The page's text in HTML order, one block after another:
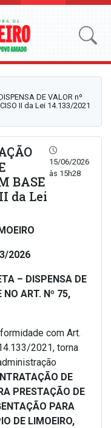
DE VALOR nº
II da Lei 14.133/2021
BASE
da Lei
15/06/2026
às 15h28
2026
– DISPENSA DE
ART. Nº 75,
com Art.
2021, torna
DE
PRESTAÇÃO DE
PARA
DE LIMOEIRO,